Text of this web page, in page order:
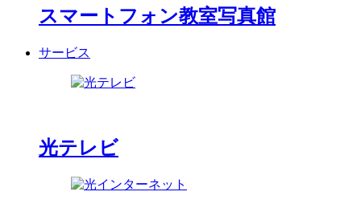
スマートフォン教室写真館
サービス
光テレビ